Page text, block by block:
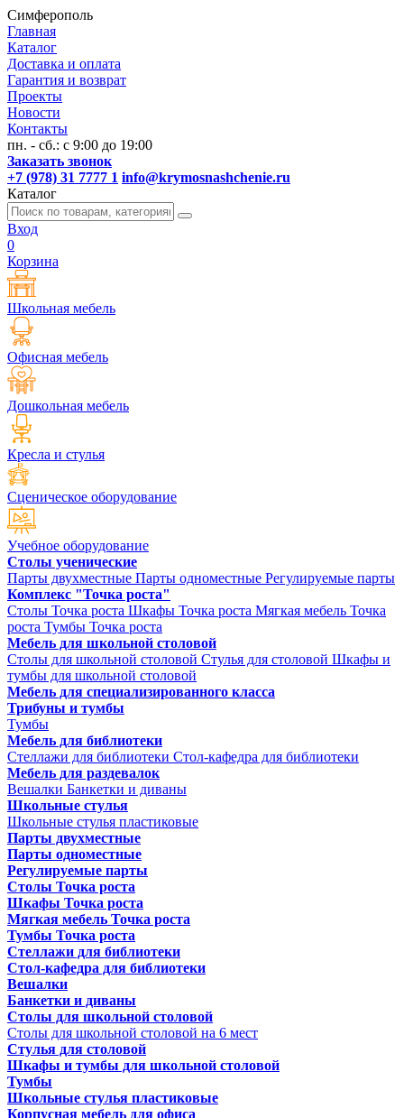
Симферополь
Главная
Каталог
Доставка и оплата
Гарантия и возврат
Проекты
Новости
Контакты
пн. - сб.: с 9:00 до 19:00
Заказать звонок
+7 (978) 31 7777 1 info@krymosnashchenie.ru
Каталог
Вход
0
Корзина
Школьная мебель
Офисная мебель
Дошкольная мебель
Кресла и стулья
Сценическое оборудование
Учебное оборудование
Столы ученические
Парты двухместные Парты одноместные Регулируемые парты
Комплекс "Точка роста"
Столы Точка роста Шкафы Точка роста Мягкая мебель Точка
роста Тумбы Точка роста
Мебель для школьной столовой
Столы для школьной столовой Стулья для столовой Шкафы и
тумбы для школьной столовой
Мебель для специализированного класса
Трибуны и тумбы
Тумбы
Мебель для библиотеки
Стеллажи для библиотеки Стол-кафедра для библиотеки
Мебель для раздевалок
Вешалки Банкетки и диваны
Школьные стулья
Школьные стулья пластиковые
Парты двухместные
Парты одноместные
Регулируемые парты
Столы Точка роста
Шкафы Точка роста
Мягкая мебель Точка роста
Тумбы Точка роста
Стеллажи для библиотеки
Стол-кафедра для библиотеки
Вешалки
Банкетки и диваны
Столы для школьной столовой
Столы для школьной столовой на 6 мест
Стулья для столовой
Шкафы и тумбы для школьной столовой
Тумбы
Школьные стулья пластиковые
Корпусная мебель для офиса